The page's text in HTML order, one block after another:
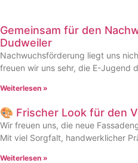
Gemeinsam für den
Dudweiler
Nachwuchsförderung liegt uns
freuen wir uns sehr, die E-Jugend
Weiterlesen »
🎨 Frischer Look für den
Wir freuen uns, die neue
Mit viel Sorgfalt, handwerklicher
Weiterlesen »